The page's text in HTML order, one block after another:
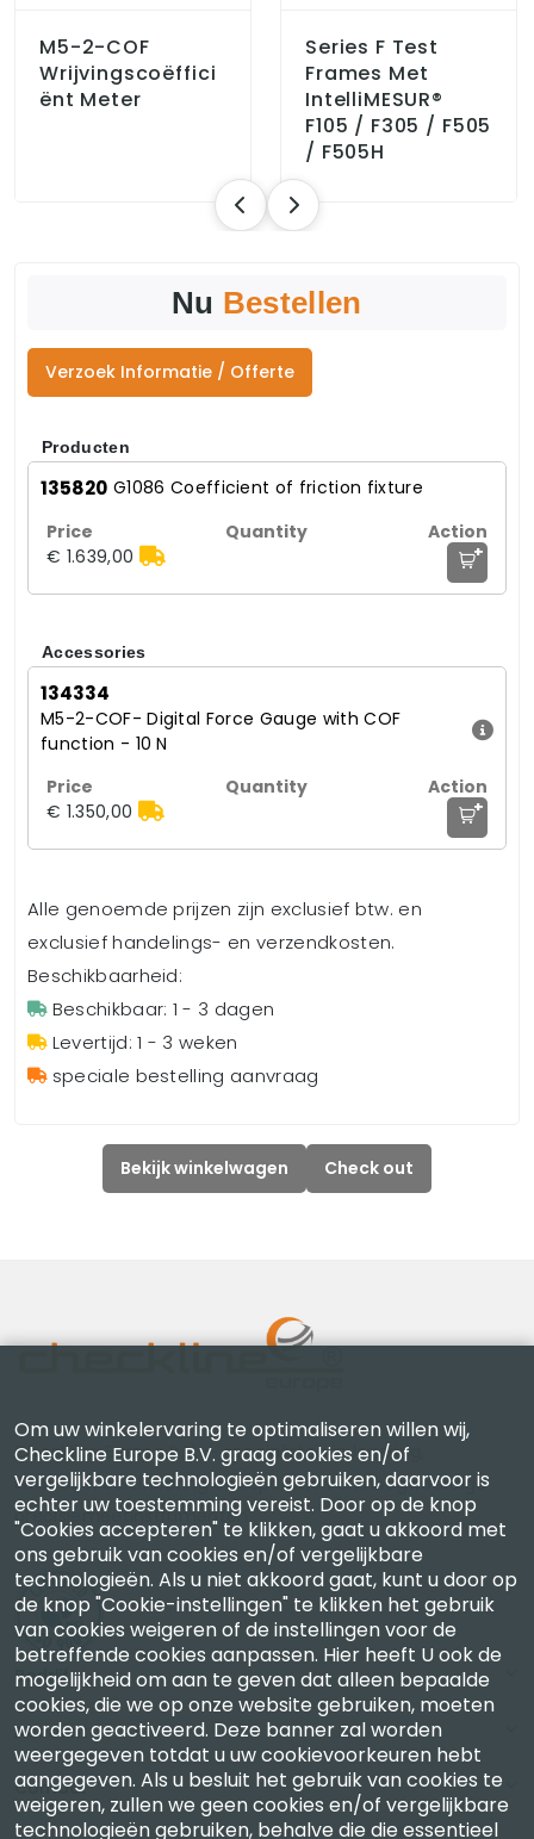
M5-2-COF
Wrijvingscoëffici
Ënt Meter
Series F Test
Frames Met
IntelliMESUR®
F105 / F305 / F505
/ F505H
Nu Bestellen
Verzoek Informatie / Offerte
Producten
135820 G1086 Coefficient of friction fixture
€ 1.639,00 +
Accessories
134334
M5-2-COF- Digital Force Gauge with COF
function - 10 N
€ 1.350,00 +
Alle genoemde prijzen zijn exclusief btw. en
exclusief handelings- en verzendkosten.
Beschikbaarheid:
Beschikbaar: 1 - 3 dagen
Levertijd: 1 - 3 weken
speciale bestelling aanvraag
Bekijk winkelwagen Check out
Checkline Europe B.V. — specialisten in levering,
kalibratie, certificering en reparatie van hoogwaardige
precisiemeetinstrumenten.
Bedrijf
Account
Contact
Om uw winkelervaring te optimaliseren willen wij,
Checkline Europe B.V. graag cookies en/of
vergelijkbare technologieën gebruiken, daarvoor is
echter uw toestemming vereist. Door op de knop
"Cookies accepteren" te klikken, gaat u akkoord met
ons gebruik van cookies en/of vergelijkbare
technologieën. Als u niet akkoord gaat, kunt u door op
de knop "Cookie-instellingen" te klikken het gebruik
van cookies weigeren of de instellingen voor de
betreffende cookies aanpassen. Hier heeft U ook de
mogelijkheid om aan te geven dat alleen bepaalde
cookies, die we op onze website gebruiken, moeten
worden geactiveerd. Deze banner zal worden
weergegeven totdat u uw cookievoorkeuren hebt
aangegeven. Als u besluit het gebruik van cookies te
weigeren, zullen we geen cookies en/of vergelijkbare
technologieën gebruiken, behalve die die essentieel